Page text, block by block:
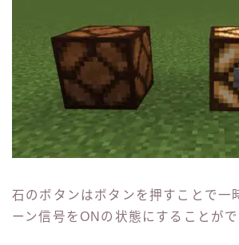
石のボタンはボタンを押すことで一
ーン信号をONの状態にすることがで